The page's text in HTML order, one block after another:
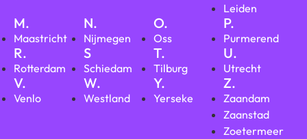
Leiden
M.
Maastricht
N.
Nijmegen
O.
Oss
P.
Purmerend
R.
Rotterdam
S
Schiedam
T.
Tilburg
U.
Utrecht
V.
Venlo
W.
Westland
Y.
Yerseke
Z.
Zaandam
Zaanstad
Zoetermeer